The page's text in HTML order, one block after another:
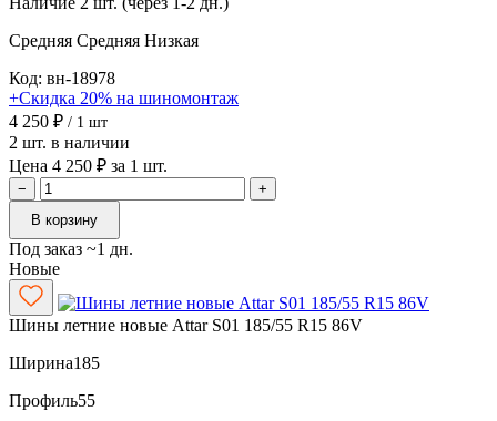
Средняя Средняя Низкая
Код: вн-18978
+Скидка 20% на шиномонтаж
4 250 ₽ / 1 шт
2 шт. в наличии
Цена 4 250 ₽ за 1 шт.
−
+
В корзину
Под заказ ~1 дн.
Новые
Шины летние новые Attar S01 185/55 R15 86V
Ширина185
Профиль55